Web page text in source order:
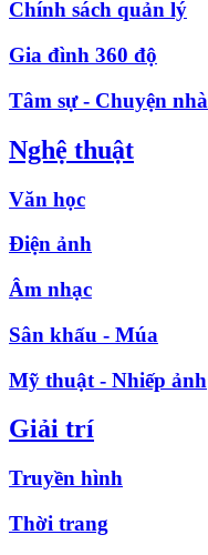
Chính sách quản lý
Gia đình 360 độ
Tâm sự - Chuyện nhà
Nghệ thuật
Văn học
Điện ảnh
Âm nhạc
Sân khấu - Múa
Mỹ thuật - Nhiếp ảnh
Giải trí
Truyền hình
Thời trang